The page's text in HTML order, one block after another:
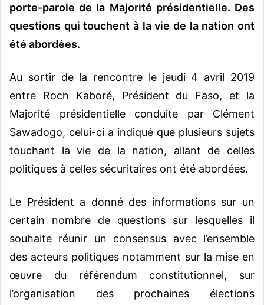
porte-parole de la Majorité présidentielle. Des
questions qui touchent à la vie de la nation ont
été abordées.
Au sortir de la rencontre le jeudi 4 avril 2019
entre Roch Kaboré, Président du Faso, et la
Majorité présidentielle conduite par Clément
Sawadogo, celui-ci a indiqué que plusieurs sujets
touchant la vie de la nation, allant de celles
politiques à celles sécuritaires ont été abordées.
Le Président a donné des informations sur un
certain nombre de questions sur lesquelles il
souhaite réunir un consensus avec l’ensemble
des acteurs politiques notamment sur la mise en
œuvre du référendum constitutionnel, sur
l’organisation des prochaines élections